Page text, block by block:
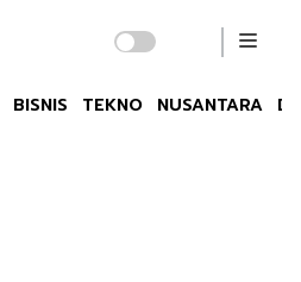
BISNIS TEKNO NUSANTARA